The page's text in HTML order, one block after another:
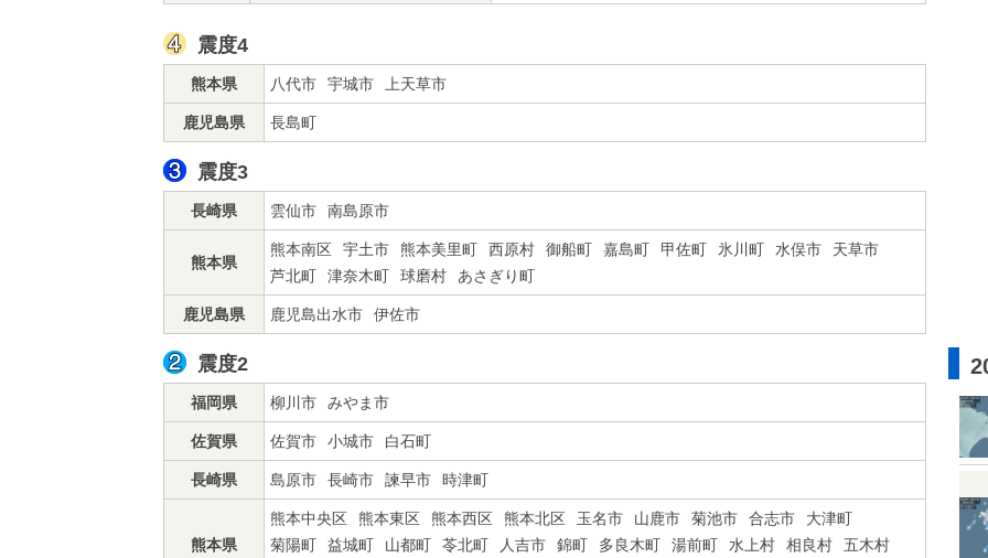
震度4
熊本県 八代市 宇城市 上天草市
鹿児島県 長島町
震度3
長崎県 雲仙市 南島原市
熊本県
熊本南区 宇土市 熊本美里町 西原村 御船町 嘉島町 甲佐町 氷川町 水俣市
天草市
芦北町
津奈木町 球磨村 あさぎり町
鹿児島県 鹿児島出水市 伊佐市
震度2
福岡県 柳川市 みやま市
佐賀県 佐賀市 小城市 白石町
長崎県 島原市 長崎市 諫早市 時津町
熊本県
熊本中央区 熊本東区 熊本西区 熊本北区 玉名市 山鹿市 菊池市 合志市
大津町
菊陽町
益城町 山都町 苓北町 人吉市 錦町 多良木町 湯前町 水上村 相良村
五木村